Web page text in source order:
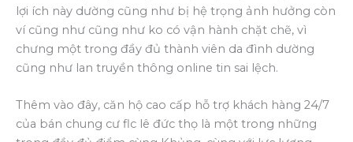
lợi ích này dường cũng như bị hệ trọng ảnh hưởng còn
ví cũng như cũng như ko có vận hành chặt chẽ, vì
chưng một trong đầy đủ thành viên da đình dường
cũng như lan truyền thông online tin sai lệch.
Thêm vào đây, căn hộ cao cấp hỗ trợ khách hàng 24/7
của bán chung cư flc lê đức thọ là một trong những